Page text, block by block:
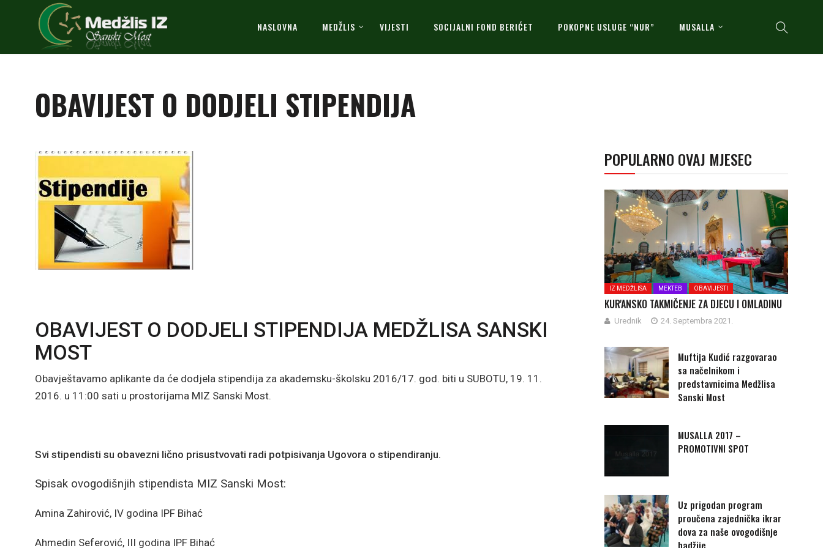
NASLOVNA MEDŽLIS VIJESTI SOCIJALNI FOND BERIĆET POKOPNE USLUGE “NUR” MUSALLA
OBAVIJEST O DODJELI STIPENDIJA
OBAVIJEST O DODJELI STIPENDIJA MEDŽLISA SANSKI
MOST
Obavještavamo aplikante da će dodjela stipendija za akademsku-školsku 2016/17. god. biti u SUBOTU, 19. 11.
2016. u 11:00 sati u prostorijama MIZ Sanski Most.
Svi stipendisti su obavezni lično prisustvovati radi potpisivanja Ugovora o stipendiranju.
Spisak ovogodišnjih stipendista MIZ Sanski Most:
Amina Zahirović, IV godina IPF Bihać
Ahmedin Seferović, III godina IPF Bihać
POPULARNO OVAJ MJESEC
IZ MEDŽLISA MEKTEB OBAVIJESTI
KUR'ANSKO TAKMIČENJE ZA DJECU I OMLADINU
Urednik 24. Septembra 2021.
Muftija Kudić razgovarao
sa načelnikom i
predstavnicima Medžlisa
Sanski Most
MUSALLA 2017 –
PROMOTIVNI SPOT
Uz prigodan program
proučena zajednička ikrar
dova za naše ovogodišnje
hadžije